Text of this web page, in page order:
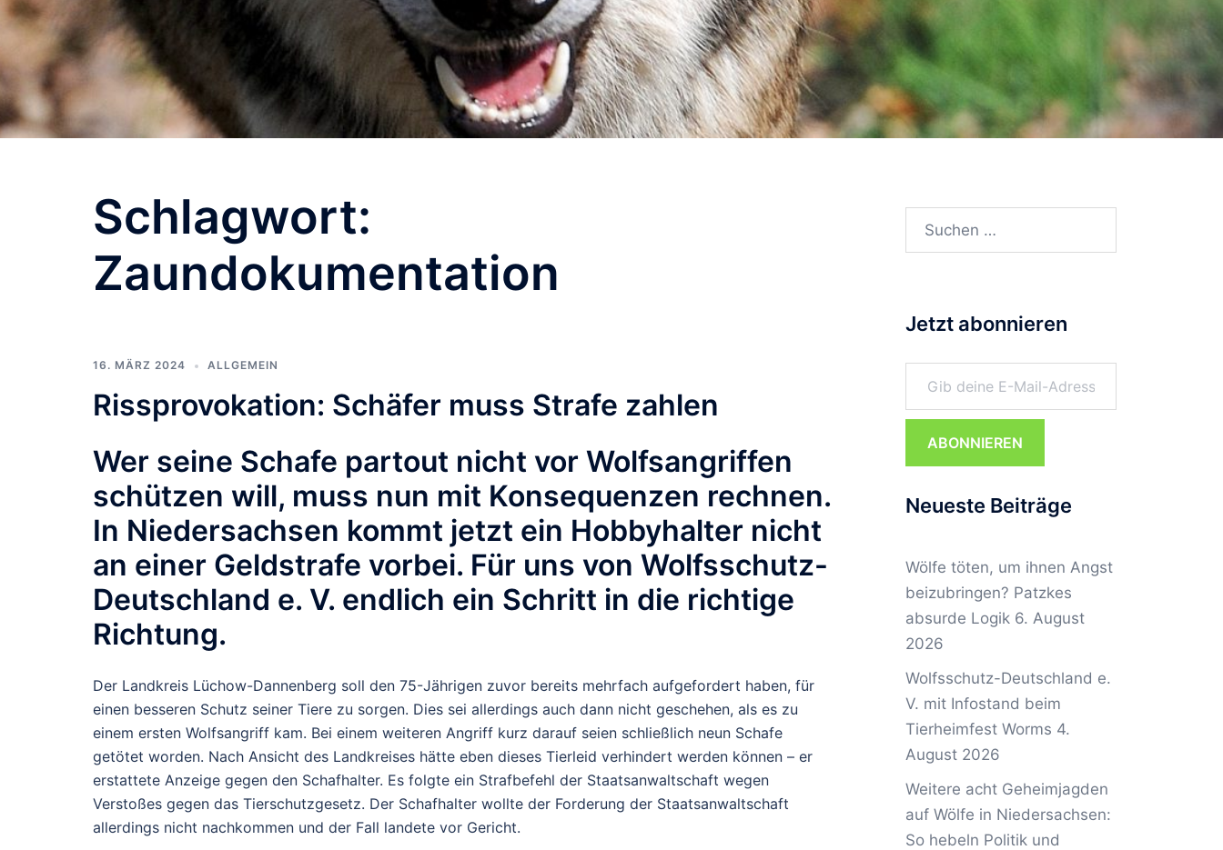
Schlagwort:
Zaundokumentation
16. MÄRZ 2024 ALLGEMEIN
Rissprovokation: Schäfer muss Strafe zahlen
Wer seine Schafe partout nicht vor Wolfsangriffen
schützen will, muss nun mit Konsequenzen rechnen.
In Niedersachsen kommt jetzt ein Hobbyhalter nicht
an einer Geldstrafe vorbei. Für uns von Wolfsschutz-
Deutschland e. V. endlich ein Schritt in die richtige
Richtung.
Der Landkreis Lüchow-Dannenberg soll den 75-Jährigen zuvor bereits mehrfach aufgefordert haben, für
einen besseren Schutz seiner Tiere zu sorgen. Dies sei allerdings auch dann nicht geschehen, als es zu
einem ersten Wolfsangriff kam. Bei einem weiteren Angriff kurz darauf seien schließlich neun Schafe
getötet worden. Nach Ansicht des Landkreises hätte eben dieses Tierleid verhindert werden können – er
erstattete Anzeige gegen den Schafhalter. Es folgte ein Strafbefehl der Staatsanwaltschaft wegen
Verstoßes gegen das Tierschutzgesetz. Der Schafhalter wollte der Forderung der Staatsanwaltschaft
allerdings nicht nachkommen und der Fall landete vor Gericht.
Suchen
Jetzt abonnieren
Gib deine E-Mail-Adresse ein ...
ABONNIEREN
Neueste Beiträge
Wölfe töten, um ihnen Angst
beizubringen? Patzkes
absurde Logik 6. August
2026
Wolfsschutz-Deutschland e.
V. mit Infostand beim
Tierheimfest Worms 4.
August 2026
Weitere acht Geheimjagden
auf Wölfe in Niedersachsen:
So hebeln Politik und